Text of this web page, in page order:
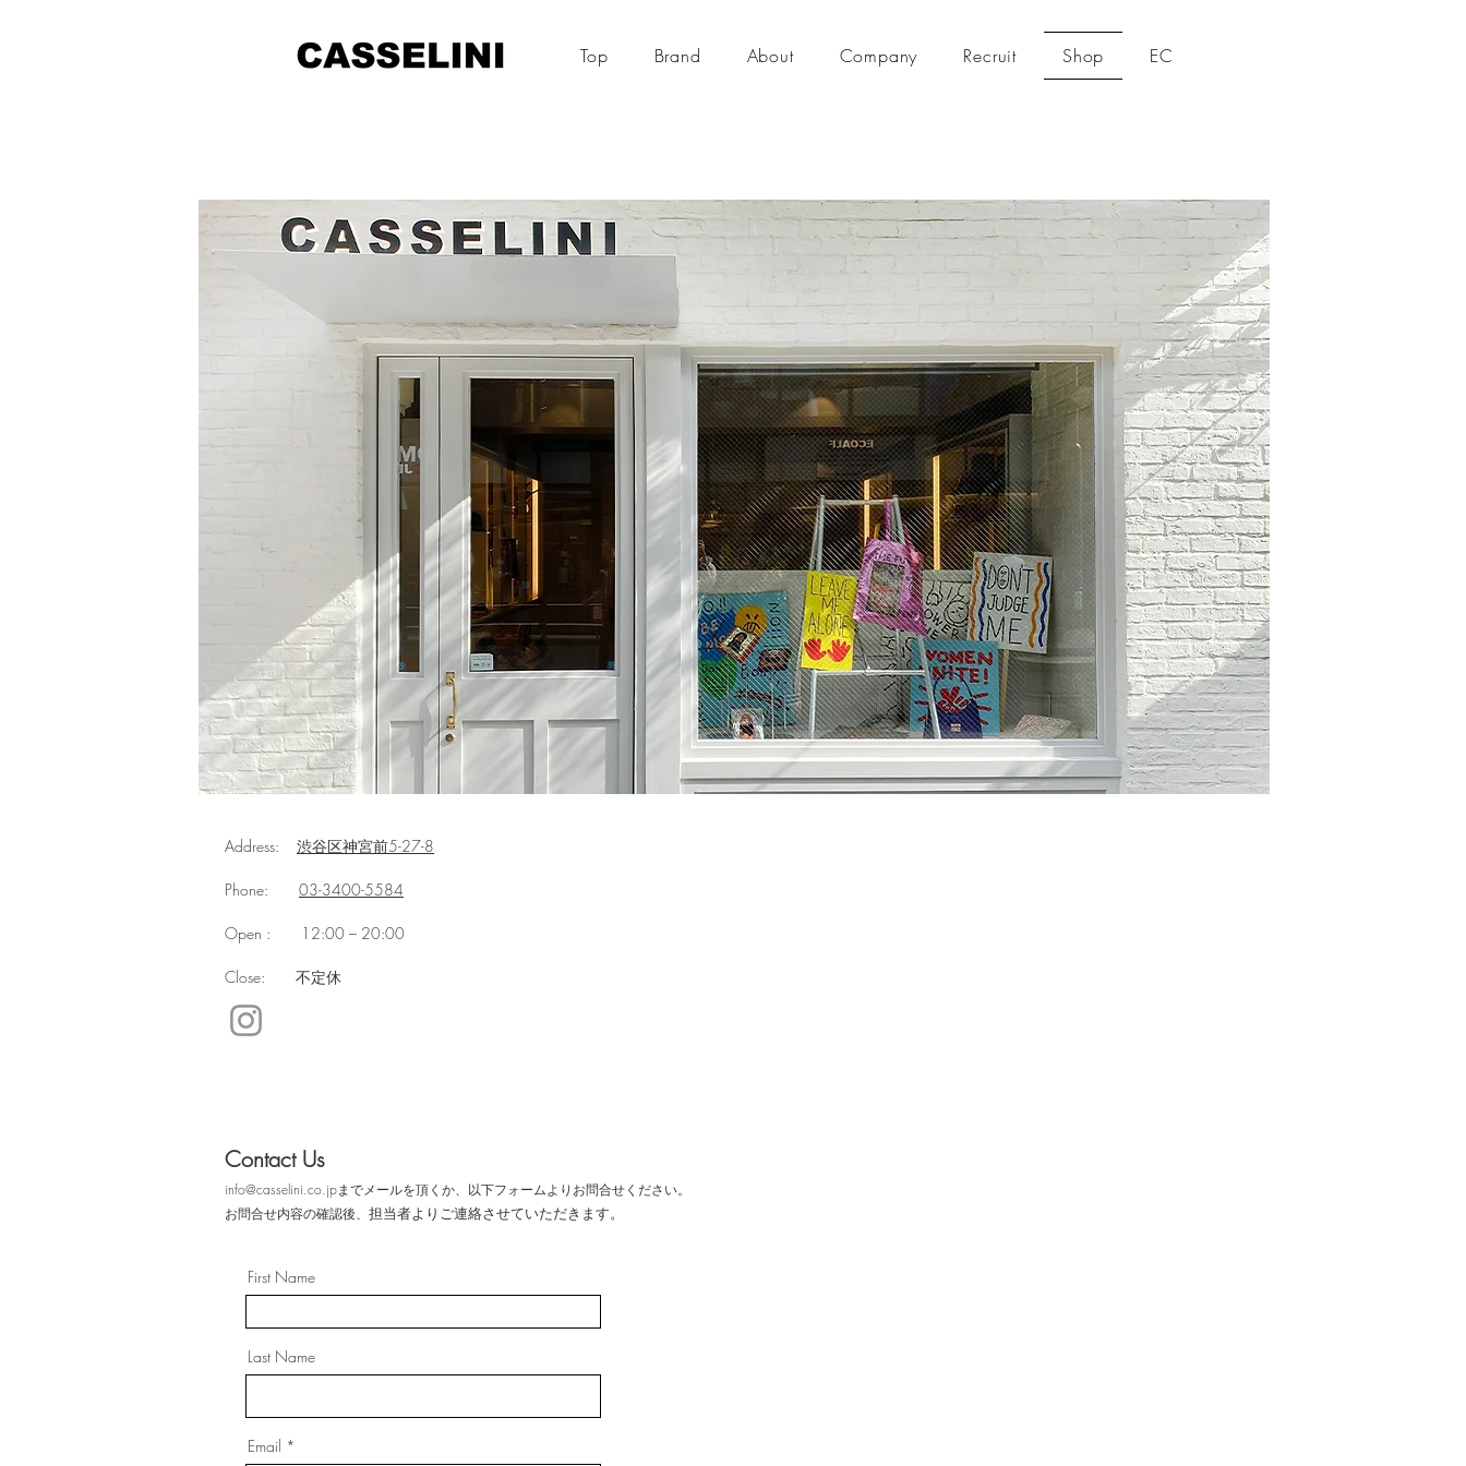
Top Brand About Company Recruit Shop EC
Address: 渋谷区神宮前5-27-8
Phone: 03-3400-5584
Open : 12:00 – 20:00
Close: 不定休
Contact Us
info@casselini.co.jp​までメールを頂くか、以下フォームよりお問合せください。
お問合せ内容の確認後、 担当者よりご連絡させていただきます。
First Name
Last Name
Email